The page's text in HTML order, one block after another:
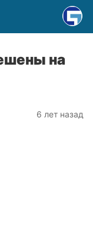
на
6 лет назад